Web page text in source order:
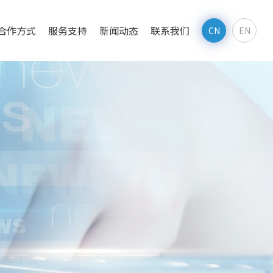
作方式 服务支持 新闻动态 联系我们 CN EN